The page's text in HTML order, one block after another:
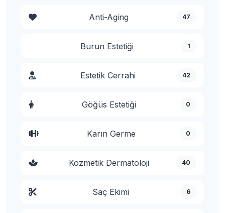
Anti-Aging 47
Burun Estetiği 1
Estetik Cerrahi 42
Göğüs Estetiği 0
Karın Germe 0
Kozmetik Dermatoloji 40
Saç Ekimi 6